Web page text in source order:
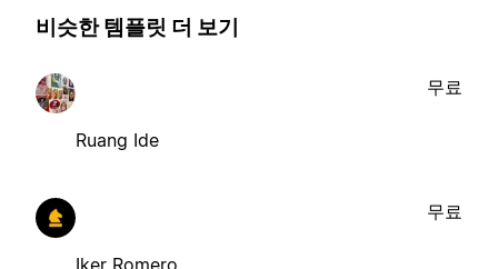
비슷한 템플릿 더 보기
Ruang Ide
무료
Iker Romero
무료